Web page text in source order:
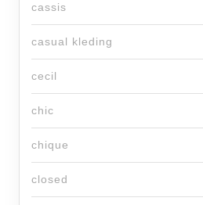
cassis
casual kleding
cecil
chic
chique
closed